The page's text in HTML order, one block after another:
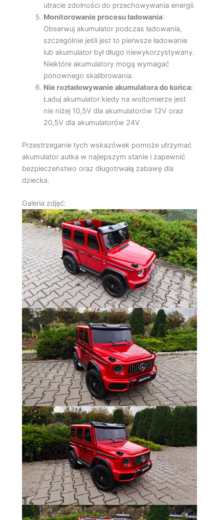
utracie zdolności do przechowywania energii.
Monitorowanie procesu ładowania:
Obserwuj akumulator podczas ładowania,
szczególnie jeśli jest to pierwsze ładowanie
lub akumulator był długo niewykorzystywany.
Niektóre akumulatory mogą wymagać
ponownego skalibrowania.
Nie rozładowywanie akumulatora do końca:
Ładuj akumulator kiedy na woltomierze jest
nie niżej 10,5V dla akumulatorów 12V oraz
20,5V dla akumulatorów 24V
Przestrzeganie tych wskazówek pomoże utrzymać
akumulator autka w najlepszym stanie i zapewnić
bezpieczeństwo oraz długotrwałą zabawę dla
dziecka.
Galeria zdjęć: